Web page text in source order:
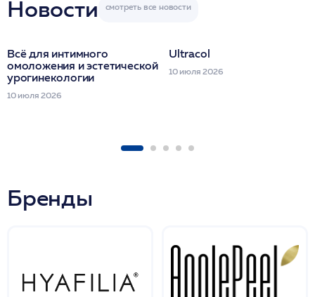
Новости
Всё для интимного
омоложения и эстетической
урогинекологии
10 июля 2026
Ultracol
10 июля 2026
Бренды